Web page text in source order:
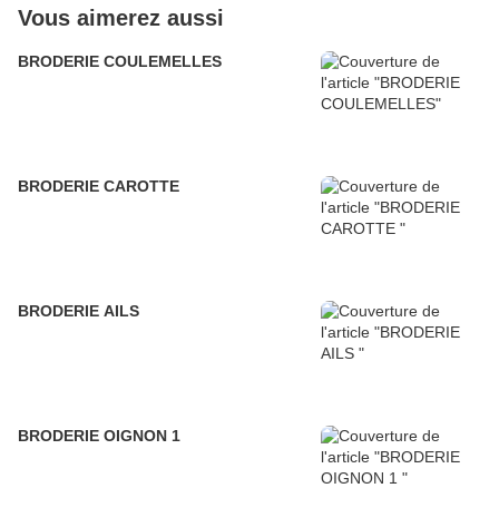
Vous aimerez aussi
BRODERIE COULEMELLES
BRODERIE CAROTTE
BRODERIE AILS
BRODERIE OIGNON 1